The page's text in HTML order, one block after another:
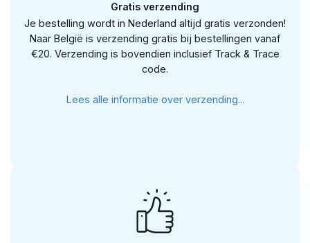
Gratis verzending
Je bestelling wordt in Nederland altijd gratis verzonden!
Naar België is verzending gratis bij bestellingen vanaf
€20. Verzending is bovendien inclusief Track & Trace
code.
Lees alle informatie over verzending...